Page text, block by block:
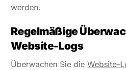
werden.
Regelmäßige
Website-Logs
Überwachen Sie dieWebsite-